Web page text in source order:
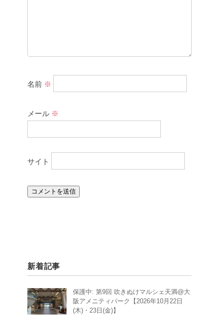
名前 ※
メール ※
サイト
新着記事
保護中: 第9回 吹きぬけマルシェ天満@大
阪アメニティパーク【2026年10月22日
(木)・23日(金)】